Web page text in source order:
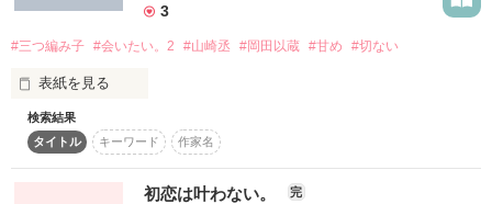
素敵な感想ありがとうございます♪
ten_taiyoさん
奏 結愛さん
さきもぐさん
読者様620人突破＼(^o^)／
ありがとうございます^^
作品を読む
「私、橘くんのこと好きになっちゃいそう、、、」
だけど、、、
「橘くん。話しかけないで。」
*・ﾟ・*:.｡.*.｡.:*・ﾟ・*:.｡.*.｡.:
完結しました！
してみたいと思います☆
上手く書けるか分かんないですが‥
ぜひ、読んで下さいm(__)m
アドバイス、感想など
お待ちしてます(-ω-)
3
#三つ編み子 #会いたい。2 #山崎丞 #岡田以蔵 #甘め #切ない
表紙を見る
ようやく全ての記憶を全て思い出した
検索結果
タイトル
キーワード 作家名
初恋は叶わない。 完